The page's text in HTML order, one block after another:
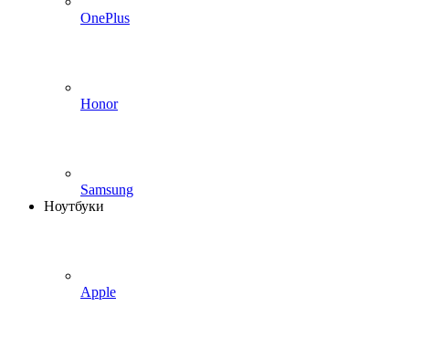
OnePlus
Honor
Samsung
Ноутбуки
Apple